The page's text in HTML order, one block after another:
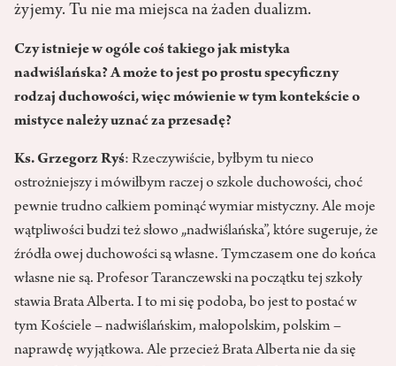
żyjemy. Tu nie ma miejsca na żaden dualizm.
Czy istnieje w ogóle coś takiego jak mistyka
nadwiślańska? A może to jest po prostu specyficzny
rodzaj duchowości, więc mówienie w tym kontekście o
mistyce należy uznać za przesadę?
Ks. Grzegorz Ryś: Rzeczywiście, byłbym tu nieco
ostrożniejszy i mówiłbym raczej o szkole duchowości, choć
pewnie trudno całkiem pominąć wymiar mistyczny. Ale moje
wątpliwości budzi też słowo „nadwiślańska”, które sugeruje, że
źródła owej duchowości są własne. Tymczasem one do końca
własne nie są. Profesor Taranczewski na początku tej szkoły
stawia Brata Alberta. I to mi się podoba, bo jest to postać w
tym Kościele – nadwiślańskim, małopolskim, polskim –
naprawdę wyjątkowa. Ale przecież Brata Alberta nie da się